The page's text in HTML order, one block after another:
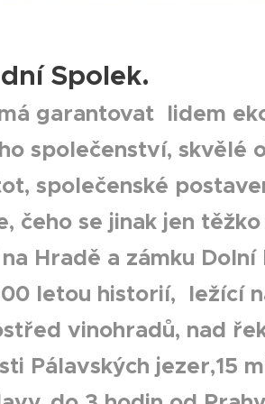
Spolek.
garantovat lidem
společenství, skvělé
společenské
čeho se jinak jen
Hradě a zámku Dolní
letou historií, ležící
vinohradů, nad
Pálavských jezer,15